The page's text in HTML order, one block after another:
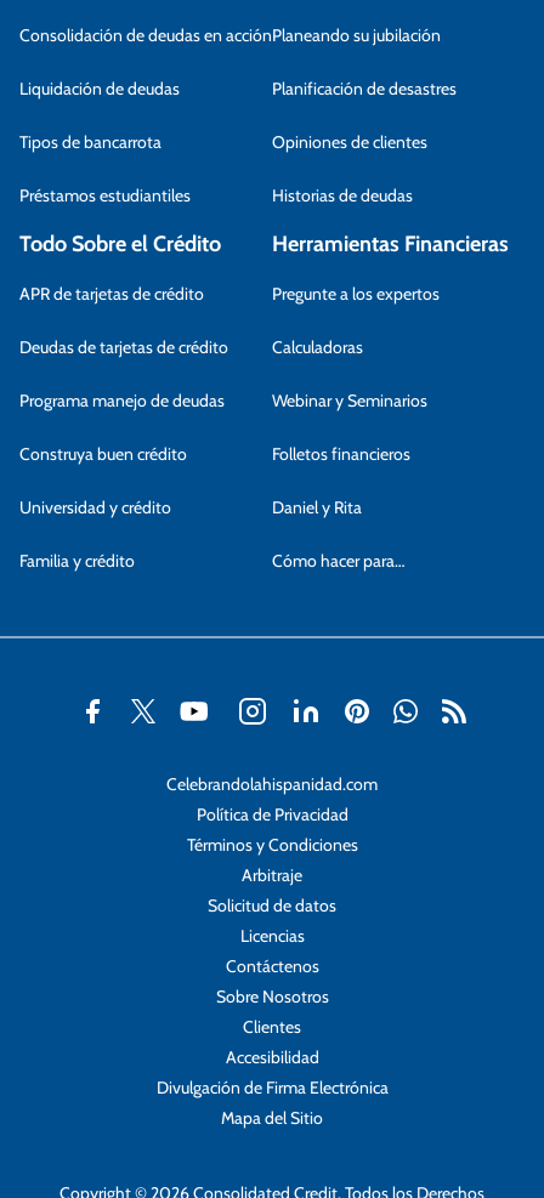
Consolidación de deudas en acción
Liquidación de deudas
Tipos de bancarrota
Préstamos estudiantiles
Planeando su jubilación
Planificación de desastres
Opiniones de clientes
Historias de deudas
Todo Sobre el Crédito
APR de tarjetas de crédito
Deudas de tarjetas de crédito
Programa manejo de deudas
Construya buen crédito
Universidad y crédito
Familia y crédito
Herramientas Financieras
Pregunte a los expertos
Calculadoras
Webinar y Seminarios
Folletos financieros
Daniel y Rita
Cómo hacer para…
Celebrandolahispanidad.com
Política de Privacidad
Términos y Condiciones
Arbitraje
Solicitud de datos
Licencias
Contáctenos
Sobre Nosotros
Clientes
Accesibilidad
Divulgación de Firma Electrónica
Mapa del Sitio
Copyright © 2026 Consolidated Credit. Todos los Derechos